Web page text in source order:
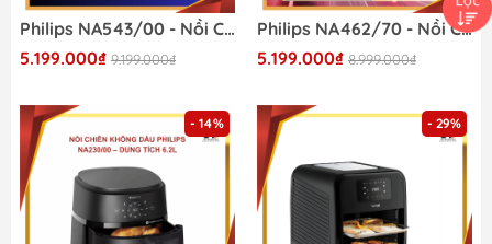
Philips NA543/00 - Nồi Chiên Không Dầu Philips 2026
5.199.000₫ 9.199.000₫
Philips NA462/70 - Nồi Chiên Không Dầu Philips 2026
5.199.000₫ 8.999.000₫
- 14% - 29%